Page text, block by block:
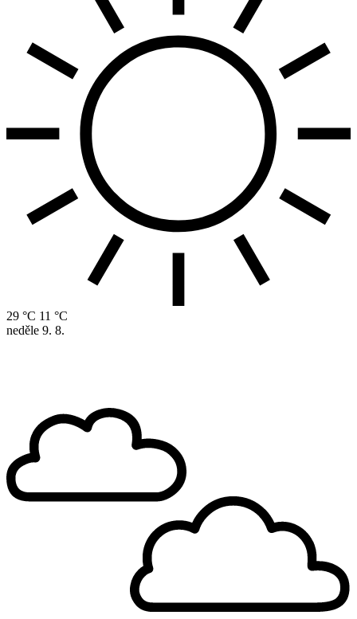
29 °C 11 °C
neděle 9. 8.